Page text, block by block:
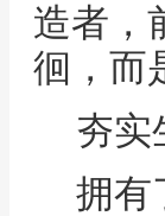
造者，
徊，而
夯实
拥有